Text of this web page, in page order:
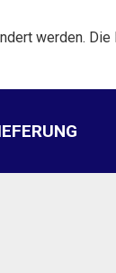
werden.